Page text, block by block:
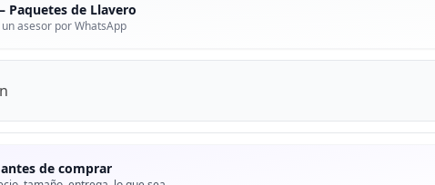
Paquetes de Llavero
asesor por WhatsApp
de comprar